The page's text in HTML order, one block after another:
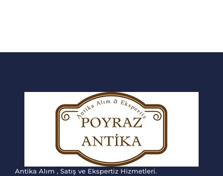
Antika Alım , Satış ve Ekspertiz Hizmetleri.